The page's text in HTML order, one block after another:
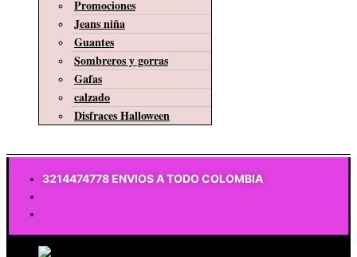
Promociones
Jeans niña
Guantes
Sombreros y gorras
Gafas
calzado
Disfraces Halloween
3214474778 ENVIOS A TODO COLOMBIA